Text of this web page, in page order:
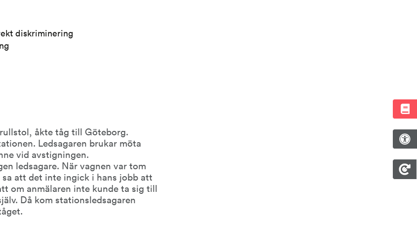
diskriminering
åkte tåg till Göteborg.
Ledsagaren brukar möta
vid avstigningen.
ledsagare. När vagnen var tom
att det inte ingick i hans jobb att
om anmälaren inte kunde ta sig till
Då kom stationsledsagaren